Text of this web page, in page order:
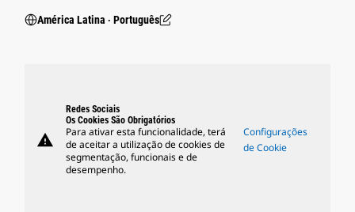
América Latina ‧ Português
warning
Redes Sociais
Os Cookies São Obrigatórios
Para ativar esta funcionalidade, terá
de aceitar a utilização de cookies de
segmentação, funcionais e de
desempenho.
Configurações
de Cookie